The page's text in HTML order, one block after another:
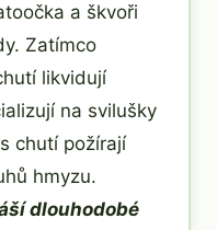
a škvoři
Zatímco
likvidují
na svilušky
chutí požírají
hmyzu.
dlouhodobé